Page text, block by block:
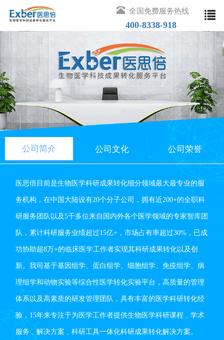
全国免费服务热线
400-8338-918
公司简介 公司文化 公司荣誉
医思倍目前是生物医学科研成果转化细分领域最大最专业的服
务机构，在中国大陆设有20个分子公司，拥有近200+的全职科
研服务团队以及5千多位来自国内外各个医学领域的专家智库团
队，累计科研服务业绩超过15亿+，市场占有率超过30%，已成
功协助超8万+的临床医学工作者实现其科研成果转化以及创
新。我司基于基因组学、蛋白组学、细胞组学、免疫组学、病
理组学和动物实验等综合性医学转化实验平台，高质量的管理
体系以及高素质的研发管理团队，具有丰富的医学科研转化经
验，15年来专注于为医学工作者提供生物医学科研课程﹑学术
服务﹑解决方案﹑科研工具一体化科研成果转化解决方案。
热门搜索